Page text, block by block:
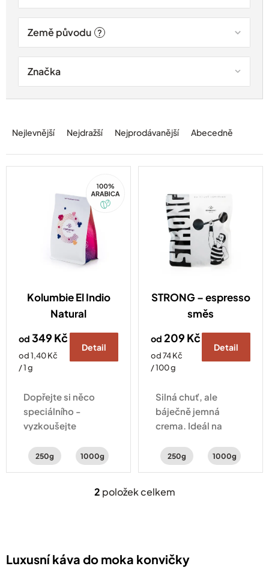
e
n
Nejlevnější Nejdražší Nejprodávanější Abecedně
Země původu ?
Značka
Arabica
Kolumbie El Indio
Natural
od 349 Kč
Měrná
cena:
od 1,40 Kč
/ 1 g
Detail
Dopřejte si něco
speciálního -
vyzkoušejte
explozi banánků v
pomeranče a kakaa
250g 1000g
STRONG – espresso
směs
od 209 Kč
Měrná
cena:
od 74 Kč
/ 100 g
Detail
Silná chuť, ale
báječně jemná
crema. Ideál na
chutí hořké
nádechem.
250g 1000g
O
a
c
2 položek celkem
Luxusní káva do moka konvičky